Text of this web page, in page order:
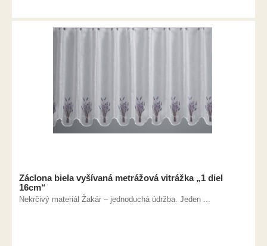
Záclona biela vyšívaná metrážová vitrážka „1 diel
16cm“
Nekrčivý materiál Žakár – jednoduchá údržba. Jeden ...